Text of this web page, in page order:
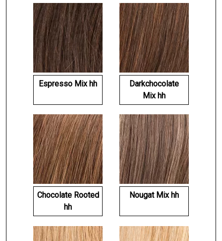
Espresso Mix hh
Darkchocolate
Mix hh
Chocolate Rooted
hh
Nougat Mix hh